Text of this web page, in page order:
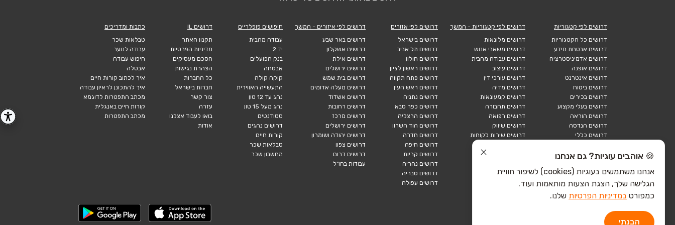
דרושים לפי קטגוריות
דרושים כל הקטגוריות
דרושים אבטחת מידע
דרושים אדמיניסטרציה
דרושים אופנה
דרושים אינטרנט
דרושים ביטוח
דרושים בכירים
דרושים בעלי מקצוע
דרושים הוראה
דרושים הנדסה
דרושים כללי
דרושים לוגיסטיקה
דרושים מכירות
הייטק חומרה
דרושים לפי קטגוריות - המשך
דרושים מלונאות
דרושים משאבי אנוש
דרושים עבודה מהבית
דרושים עיצוב
דרושים עורכי דין
דרושים מדיה
דרושים קמעונאות
דרושים תחבורה
דרושים רפואה
דרושים שיווק
דרושים שירות לקוחות
הייטק כללי
הייטק תוכנה
דרושים לפי אזורים
דרושים בישראל
דרושים תל אביב
דרושים חולון
דרושים ראשון לציון
דרושים פתח תקווה
דרושים ראש העין
דרושים נתניה
דרושים כפר סבא
דרושים הרצליה
דרושים הוד השרון
דרושים חדרה
דרושים חיפה
דרושים קריות
דרושים נהריה
דרושים טבריה
דרושים עפולה
דרושים לפי איזורים - המשך
דרושים באר שבע
דרושים אשקלון
דרושים אילת
דרושים ירושלים
דרושים בית שמש
דרושים מעלה אדומים
דרושים אשדוד
דרושים רחובות
דרושים מרכז
דרושים ירושלים
דרושים יהודה ושומרון
דרושים צפון
דרושים דרום
עבודות בחו"ל
חיפושים פופלריים
עבודה מהבית
יד 2
בנק הפועלים
אבטחה
קוקה קולה
התעשייה האווירית
נהג עד 12 טון
נהג מעל 15 טון
סטודנטים
דרושים נהגים
קורות חיים
טבלאות שכר
מחשבון שכר
דרושים IL
תקנון האתר
מדיניות הפרטיות
הסכם מעסיקים
הצהרת נגישות
כל החברות
חברות בישראל
צור קשר
עזרה
בואו לעבוד אצלנו
אודות
כתבות ומדריכים
טבלאות שכר
עבודה לנוער
חיפוש עבודה
אבטלה
איך לכתוב קורות חיים
איך להתכונן לראיון עבודה
מכתב התפטרות לדוגמא
קורות חיים באנגלית
מכתב התפטרות
🍪 אוהבים עוגיות? גם אנחנו
אנחנו משתמשים בעוגיות (cookies) לשיפור חוויית
הגלישה שלך, הצגת הצעות מותאמות ועוד.
כמפורט במדיניות הפרטיות שלנו.
הבנתי